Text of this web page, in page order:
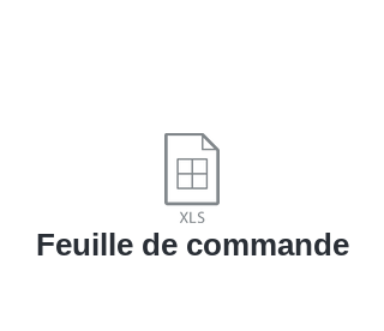
Feuille de commande